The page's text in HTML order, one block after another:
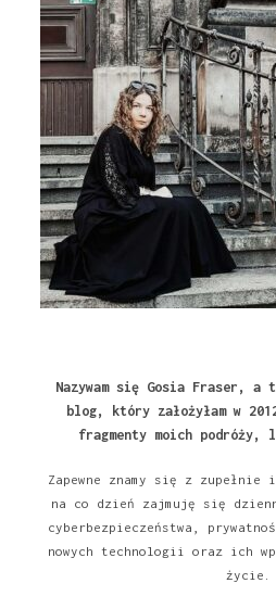
Nazywam się Gosia Fraser, a
blog, który założyłam w
fragmenty moich
Zapewne znamy się z
na co dzień zajmuję się
cyberbezpieczeństwa,
nowych technologii oraz ich
życie.